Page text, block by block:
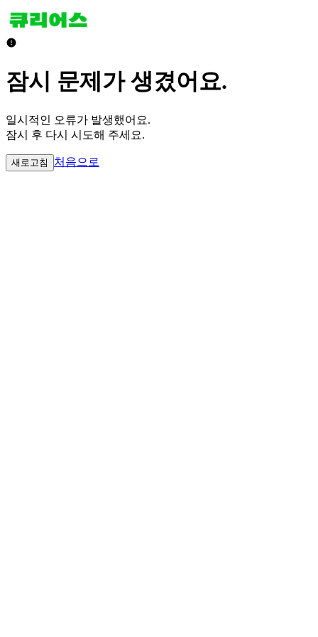
잠시 문제가 생겼어요.
일시적인 오류가 발생했어요.
잠시 후 다시 시도해 주세요.
새로고침 처음으로